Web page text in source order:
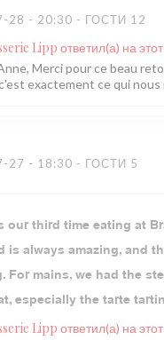
28 - 20:30 - ГОСТИ 12
Lipp ответил(а) на
Merci pour ce beau
exactement ce qui nous
27 - 18:30 - ГОСТИ 5
our third time eating at
is always amazing, and
For mains, we had the
especially the tarte
Lipp ответил(а) на